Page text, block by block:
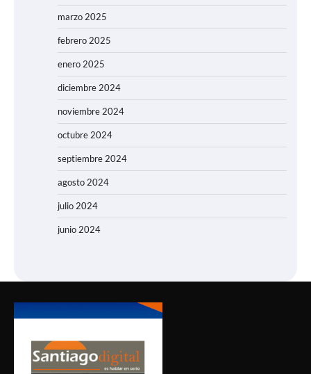
marzo 2025
febrero 2025
enero 2025
diciembre 2024
noviembre 2024
octubre 2024
septiembre 2024
agosto 2024
julio 2024
junio 2024